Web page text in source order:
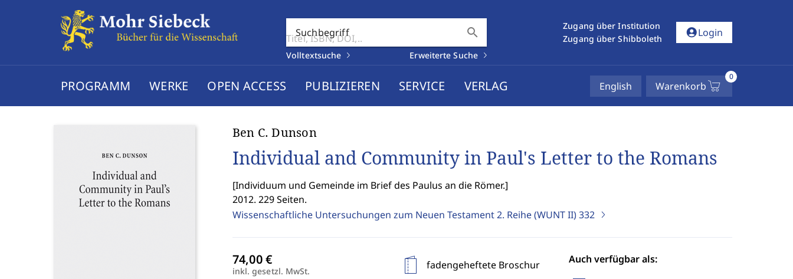
Suchbegriff search
Volltextsuche Erweiterte Suche
Zugang über Institution
Zugang über Shibboleth
account_circleLogin
PROGRAMM WERKE OPEN ACCESS PUBLIZIEREN SERVICE VERLAG English Warenkorb
0
Ben C. Dunson
Individual and Community in Paul's Letter to the Romans
[Individuum und Gemeinde im Brief des Paulus an die Römer.]
2012. 229 Seiten.
Wissenschaftliche Untersuchungen zum Neuen Testament 2. Reihe (WUNT II)332
inkl. gesetzl. MwSt.
fadengeheftete Broschur
Auch verfügbar als: